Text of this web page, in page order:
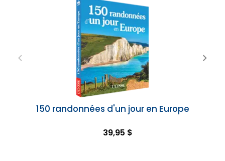
150 randonnées d'un jour en Europe
39,95 $